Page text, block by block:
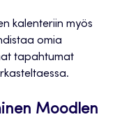
kalenteriin myös
omia
tapahtumat
Moodlen